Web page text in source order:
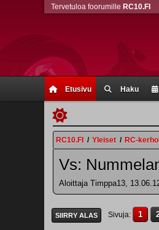
Etusivu Haku
Tervetuloa foorumille RC10.FI
RC10.FI / Yleiset / RC-
Vs:
Aloittaja Timppa13,
SIIRRY ALAS Sivuja 1